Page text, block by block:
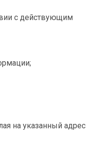
с действующим
на указанный адрес